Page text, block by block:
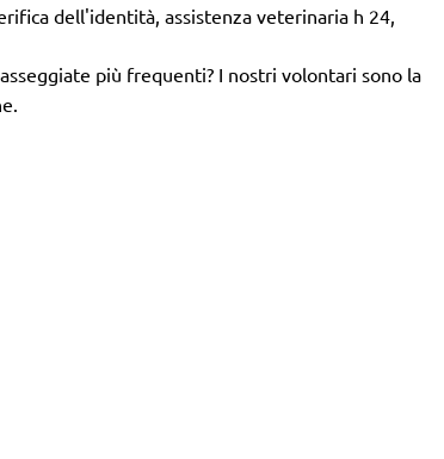
dell'identità, assistenza veterinaria h 24,
più frequenti? I nostri volontari sono la